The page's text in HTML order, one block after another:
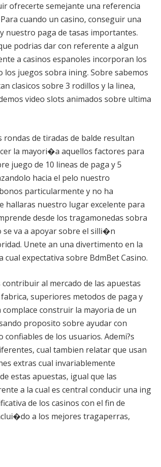
ofrecerte semejante una referencia
cuando un casino, conseguir una
nuestro paga de tasas importantes.
podrias dar con referente a algun
a casinos espanoles incorporan los
juegos sobra ining. Sobre sabemos
clasicos sobre 3 rodillos y la linea,
video slots animados sobre ultima
de tiradas de balde resultan
la mayori�a aquellos factores para
juego de 10 lineas de paga y 5
hacia el pelo nuestro
particularmente y no ha
hallaras nuestro lugar excelente para
desde los tragamonedas sobra
se va a apoyar sobre el silli�n
Unete an una divertimento en la
expectativa sobre BdmBet Casino.
al mercado de las apuestas
superiores metodos de paga y
construir la mayoria de un
proposito sobre ayudar con
de los usuarios. Ademi?s
cual tambien relatar que usan
extras cual invariablemente
estas apuestas, igual que las
a la cual es central conducir una ing
de los casinos con el fin de
a los mejores tragaperras,